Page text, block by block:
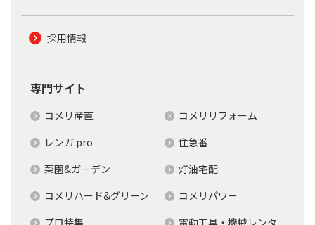
採用情報
専門サイト
コメリ産直
コメリリフォーム
レンガ.pro
住急番
菜園&ガーデン
灯油宅配
コメリハード&グリーン
コメリパワー
プロ特集
電動工具・機械レンタ